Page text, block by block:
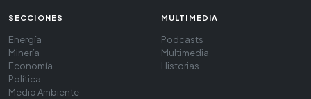
SECCIONES
Energía
Minería
Economía
Política
Medio Ambiente
MULTIMEDIA
Podcasts
Multimedia
Historias